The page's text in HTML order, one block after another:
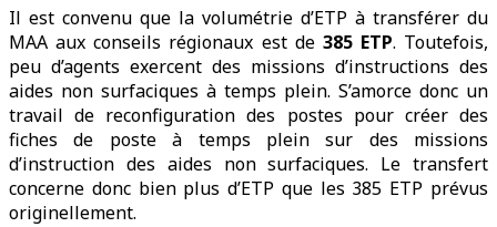
Il est convenu que la volumétrie d’ETP à transférer du
MAA aux conseils régionaux est de 385 ETP. Toutefois,
peu d’agents exercent des missions d’instructions des
aides non surfaciques à temps plein. S’amorce donc un
travail de reconfiguration des postes pour créer des
fiches de poste à temps plein sur des missions
d’instruction des aides non surfaciques. Le transfert
concerne donc bien plus d’ETP que les 385 ETP prévus
originellement.